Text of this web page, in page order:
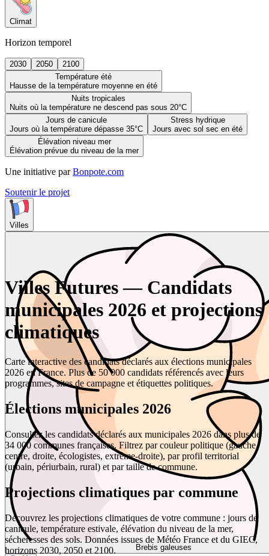
Climat
Horizon temporel
2030 2050
2100
Température été
Hausse de la température moyenne en été
Nuits tropicales
Nuits où la température ne descend pas sous 20°C
Jours de canicule
Jours où la température dépasse 35°C
Stress hydrique
Jours avec sol sec en été
Élévation niveau mer
Élévation prévue du niveau de la mer
Une initiative par Bonpote.com
Soutenir le projet
Villes
Brebis galeuses
Villes Futures — Candidats
municipales 2026 et projections
climatiques
Carte interactive des candidats déclarés aux élections municipales
2026 en France. Plus de 50 000 candidats référencés avec leurs
programmes, sites de campagne et étiquettes politiques.
Élections municipales 2026
Consultez les candidats déclarés aux municipales 2026 dans plus de
34 000 communes françaises. Filtrez par couleur politique (gauche,
centre, droite, écologistes, extrême-droite), par profil territorial
(urbain, périurbain, rural) et par taille de commune.
Projections climatiques par commune
Découvrez les projections climatiques de votre commune : jours de
canicule, température estivale, élévation du niveau de la mer,
sécheresses des sols. Données issues de Météo France et du GIEC,
horizons 2030, 2050 et 2100.